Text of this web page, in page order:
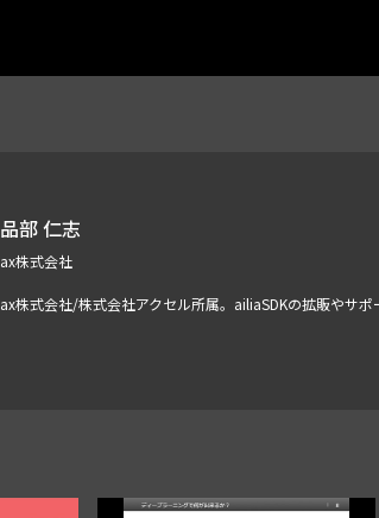
品部 仁志
ax株式会社
ax株式会社/株式会社アクセル所属。ailiaSDKの拡販やサポ